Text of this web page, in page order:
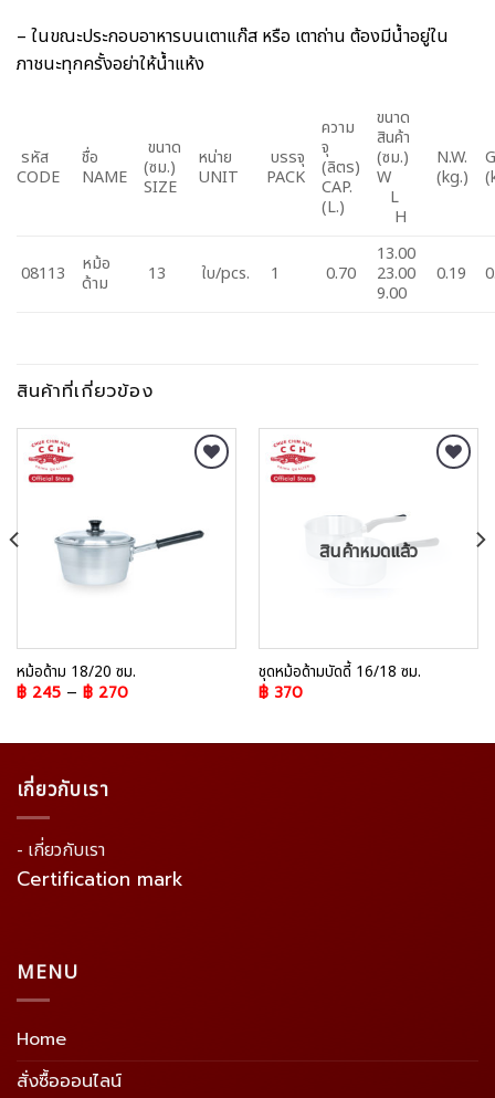
– ในขณะประกอบอาหารบนเตาแก๊ส หรือ เตาถ่าน ต้องมีน้ำอยู่ใน
ภาชนะทุกครั้งอย่าให้น้ำแห้ง
รหัส
CODE
ชื่อ
NAME
ขนาด
(ซม.)
SIZE
หน่าย
UNIT
บรรจุ
PACK
ความ
จุ
(ลิตร)
CAP.
(L.)
ขนาด
สินค้า
(ซม.)
W
L
H
N.W.
(kg.)
08113
หม้อ
ด้าม
13 ใบ/pcs. 1 0.70
13.00
23.00
9.00
0.19
สินค้าที่เกี่ยวข้อง
หม้อด้าม 18/20 ซม.
฿245– ฿270
สินค้าหมดแล้ว
ชุดหม้อด้ามบัดดี้ 16/18 ซม.
฿370
เกี่ยวกับเรา
- เกี่ยวกับเรา
Certification mark
MENU
Home
สั่งซื้อออนไลน์